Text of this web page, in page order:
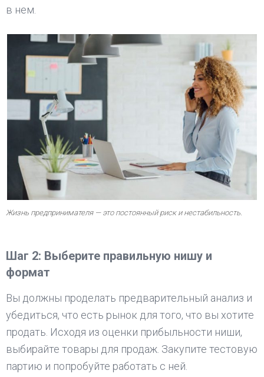
в нем.
Жизнь предпринимателя — это постоянный риск и нестабильность.
Шаг 2: Выберите правильную нишу и
формат
Вы должны проделать предварительный анализ и
убедиться, что есть рынок для того, что вы хотите
продать. Исходя из оценки прибыльности ниши,
выбирайте товары для продаж. Закупите тестовую
партию и попробуйте работать с ней.